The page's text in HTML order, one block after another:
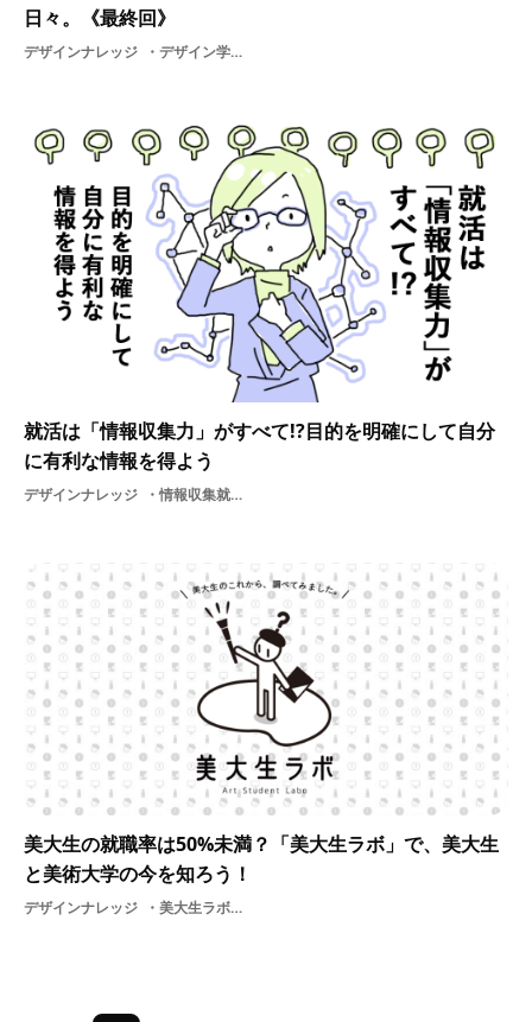
日々。《最終回》
デザインナレッジ デザイン学生就活採用制作教育新卒漫画美大内定承諾選考内定者内定辞退基礎知識面接大学就職活動の日々学ぶ
就活は「情報収集力」がすべて!?目的を明確にして自分
に有利な情報を得よう
デザインナレッジ 情報収集就活基礎知識情報採用選考面接
美大生の就職率は50%未満？「美大生ラボ」で、美大生
と美術大学の今を知ろう！
デザインナレッジ 美大生ラボ就活グラフ基礎知識大学採用教育美大説明会